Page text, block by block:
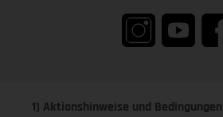
1) Aktionshinweise und Bedingungen